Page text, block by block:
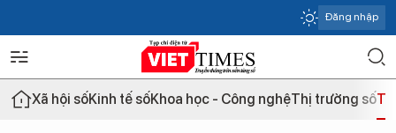
Đăng nhập
Xã hội sốKinh tế sốKhoa học - Công nghệThị trường số